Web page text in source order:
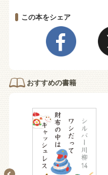
この本をシェア
おすすめの書籍